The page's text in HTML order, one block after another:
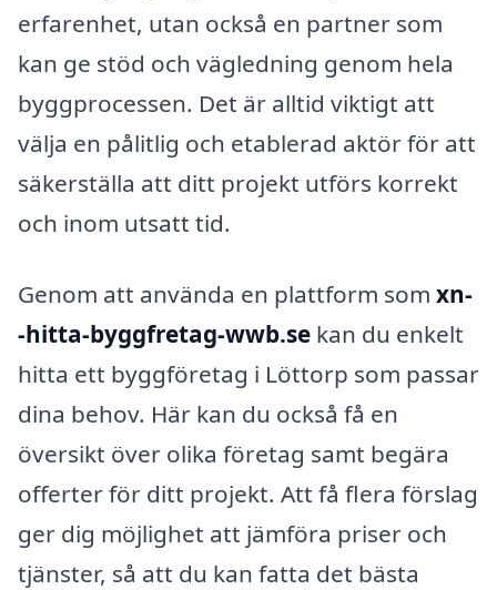
erfarenhet, utan också en partner som
kan ge stöd och vägledning genom hela
byggprocessen. Det är alltid viktigt att
välja en pålitlig och etablerad aktör för att
säkerställa att ditt projekt utförs korrekt
och inom utsatt tid.
Genom att använda en plattform som xn-
-hitta-byggfretag-wwb.se kan du enkelt
hitta ett byggföretag i Löttorp som passar
dina behov. Här kan du också få en
översikt över olika företag samt begära
offerter för ditt projekt. Att få flera förslag
ger dig möjlighet att jämföra priser och
tjänster, så att du kan fatta det bästa